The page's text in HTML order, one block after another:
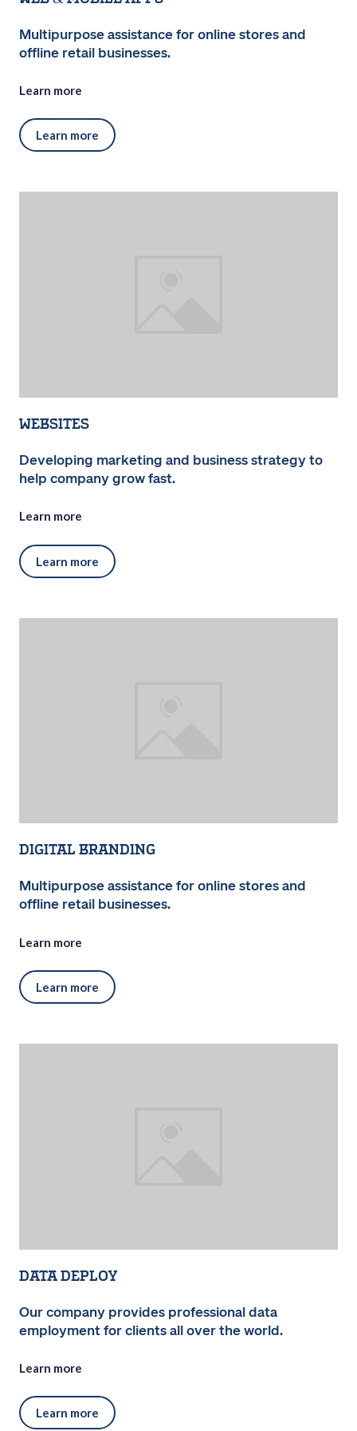
Multipurpose assistance for online stores and
offline retail businesses.
Learn more
Learn more
Websites
Developing marketing and business strategy to
help company grow fast.
Learn more
Learn more
Digital Branding
Multipurpose assistance for online stores and
offline retail businesses.
Learn more
Learn more
Data Deploy
Our company provides professional data
employment for clients all over the world.
Learn more
Learn more